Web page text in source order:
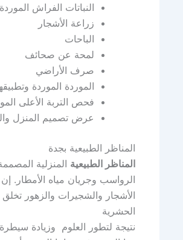
النباتات الفراش
زراعة الأشجار
الباحات
لمحة عن صحائف
صرف الأراضي
الموردة الموردة
فحص التربة الأعلى
عرض تصميم المنزل
المناظر الطبيعية بجدة
المناظر الطبيعية المنزلية
الأشجار والشجيرات والزهور تخلق
الحشرية
نتيجة لتطور العلوم وزيادة